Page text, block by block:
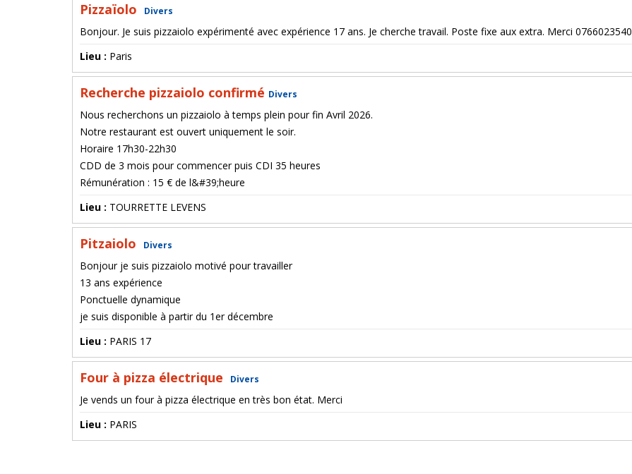
Pizzaïolo Divers
Bonjour. Je suis pizzaiolo expérimenté avec expérience 17 ans. Je cherche travail. Poste fixe aux extra. Merci 0766023540
Lieu : Paris
Recherche pizzaiolo confirmé Divers
Nous recherchons un pizzaiolo à temps plein pour fin Avril 2026.
Notre restaurant est ouvert uniquement le soir.
Horaire 17h30-22h30
CDD de 3 mois pour commencer puis CDI 35 heures
Rémunération : 15 € de l&#39;heure
Lieu : TOURRETTE LEVENS
Pitzaiolo Divers
Bonjour je suis pizzaiolo motivé pour travailler
13 ans expérience
Ponctuelle dynamique
je suis disponible à partir du 1er décembre
Lieu : PARIS 17
Four à pizza électrique Divers
Je vends un four à pizza électrique en très bon état. Merci
Lieu : PARIS